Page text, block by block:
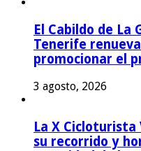
El Cabildo de La
Tenerife
promocionar el
3 agosto, 2026
La X Cicloturista
su recorrido y